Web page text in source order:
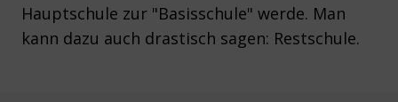
Hauptschule zur "Basisschule" werde. Man
kann dazu auch drastisch sagen: Restschule.